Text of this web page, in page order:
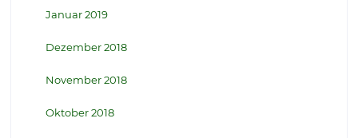
Januar 2019
Dezember 2018
November 2018
Oktober 2018